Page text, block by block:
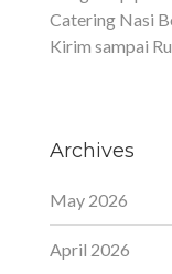
Catering Nasi
Kirim sampai
Archives
May 2026
April 2026